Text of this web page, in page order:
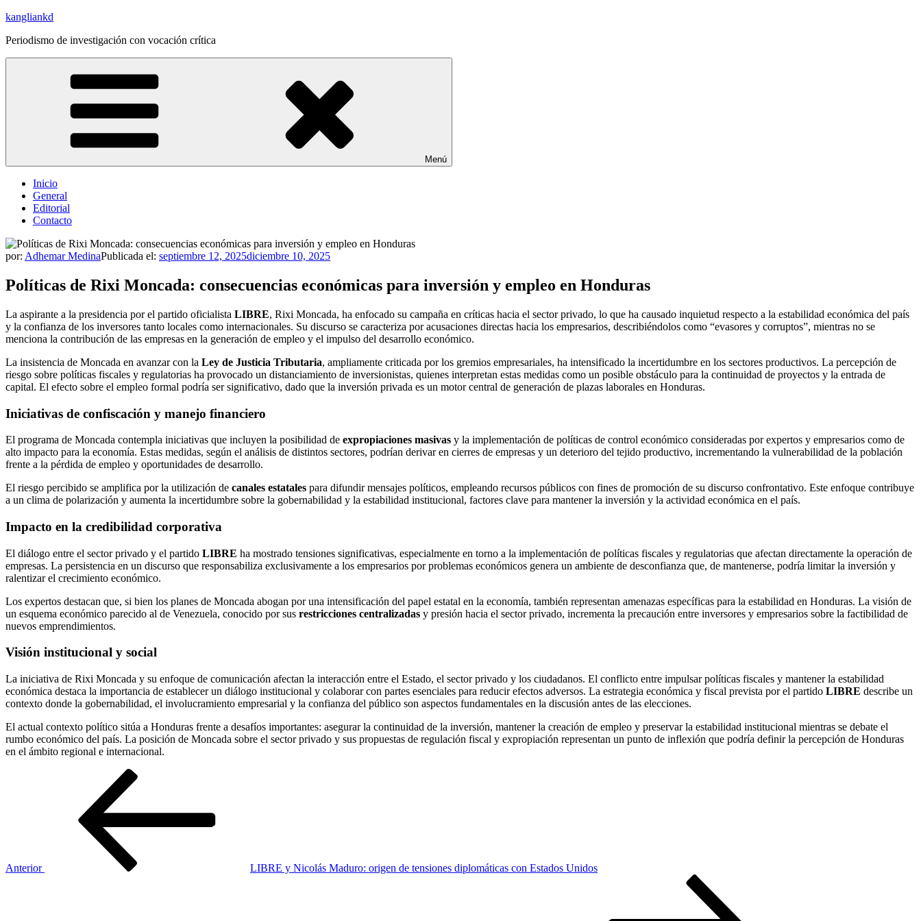
Saltar
contenido
kangliankd
Periodismo de investigación con vocación crítica
Menú
Inicio
General
Editorial
Contacto
por: Adhemar MedinaPublicada el: septiembre 12, 2025diciembre 10, 2025
Políticas de Rixi Moncada: consecuencias económicas para inversión y empleo en Honduras
La aspirante a la presidencia por el partido oficialista LIBRE, Rixi Moncada, ha enfocado su campaña en críticas hacia el sector privado, lo que ha causado inquietud respecto a la estabilidad económica del país
y la confianza de los inversores tanto locales como internacionales. Su discurso se caracteriza por acusaciones directas hacia los empresarios, describiéndolos como “evasores y corruptos”, mientras no se
menciona la contribución de las empresas en la generación de empleo y el impulso del desarrollo económico.
La insistencia de Moncada en avanzar con la Ley de Justicia Tributaria, ampliamente criticada por los gremios empresariales, ha intensificado la incertidumbre en los sectores productivos. La percepción de
riesgo sobre políticas fiscales y regulatorias ha provocado un distanciamiento de inversionistas, quienes interpretan estas medidas como un posible obstáculo para la continuidad de proyectos y la entrada de
capital. El efecto sobre el empleo formal podría ser significativo, dado que la inversión privada es un motor central de generación de plazas laborales en Honduras.
Iniciativas de confiscación y manejo financiero
El programa de Moncada contempla iniciativas que incluyen la posibilidad de expropiaciones masivas y la implementación de políticas de control económico consideradas por expertos y empresarios como de
alto impacto para la economía. Estas medidas, según el análisis de distintos sectores, podrían derivar en cierres de empresas y un deterioro del tejido productivo, incrementando la vulnerabilidad de la población
frente a la pérdida de empleo y oportunidades de desarrollo.
El riesgo percibido se amplifica por la utilización de canales estatales para difundir mensajes políticos, empleando recursos públicos con fines de promoción de su discurso confrontativo. Este enfoque contribuye
a un clima de polarización y aumenta la incertidumbre sobre la gobernabilidad y la estabilidad institucional, factores clave para mantener la inversión y la actividad económica en el país.
Impacto en la credibilidad corporativa
El diálogo entre el sector privado y el partido LIBRE ha mostrado tensiones significativas, especialmente en torno a la implementación de políticas fiscales y regulatorias que afectan directamente la operación de
empresas. La persistencia en un discurso que responsabiliza exclusivamente a los empresarios por problemas económicos genera un ambiente de desconfianza que, de mantenerse, podría limitar la inversión y
ralentizar el crecimiento económico.
Los expertos destacan que, si bien los planes de Moncada abogan por una intensificación del papel estatal en la economía, también representan amenazas específicas para la estabilidad en Honduras. La visión de
un esquema económico parecido al de Venezuela, conocido por sus restricciones centralizadas y presión hacia el sector privado, incrementa la precaución entre inversores y empresarios sobre la factibilidad de
nuevos emprendimientos.
Visión institucional y social
La iniciativa de Rixi Moncada y su enfoque de comunicación afectan la interacción entre el Estado, el sector privado y los ciudadanos. El conflicto entre impulsar políticas fiscales y mantener la estabilidad
económica destaca la importancia de establecer un diálogo institucional y colaborar con partes esenciales para reducir efectos adversos. La estrategia económica y fiscal prevista por el partido LIBRE describe un
contexto donde la gobernabilidad, el involucramiento empresarial y la confianza del público son aspectos fundamentales en la discusión antes de las elecciones.
El actual contexto político sitúa a Honduras frente a desafíos importantes: asegurar la continuidad de la inversión, mantener la creación de empleo y preservar la estabilidad institucional mientras se debate el
rumbo económico del país. La posición de Moncada sobre el sector privado y sus propuestas de regulación fiscal y expropiación representan un punto de inflexión que podría definir la percepción de Honduras
en el ámbito regional e internacional.
Anterior
LIBRE y Nicolás Maduro: origen de tensiones diplomáticas con Estados Unidos